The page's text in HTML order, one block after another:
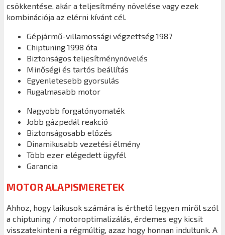
csökkentése, akár a teljesítmény növelése vagy ezek
kombinációja az elérni kívánt cél.
Gépjármű-villamossági végzettség 1987
Chiptuning 1998 óta
Biztonságos teljesítménynövelés
Minőségi és tartós beállítás
Egyenletesebb gyorsulás
Rugalmasabb motor
Nagyobb forgatónyomaték
Jobb gázpedál reakció
Biztonságosabb előzés
Dinamikusabb vezetési élmény
Több ezer elégedett ügyfél
Garancia
MOTOR ALAPISMERETEK
Ahhoz, hogy laikusok számára is érthető legyen miről szól
a chiptuning / motoroptimalizálás, érdemes egy kicsit
visszatekinteni a régmúltig, azaz hogy honnan indultunk. A